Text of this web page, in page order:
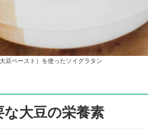
豆ペースト）を使ったソイグラタン
大豆の栄養素